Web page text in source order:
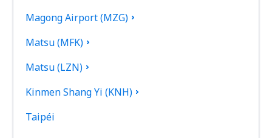
Magong Airport (MZG)
Matsu (MFK)
Matsu (LZN)
Kinmen Shang Yi (KNH)
Taipéi